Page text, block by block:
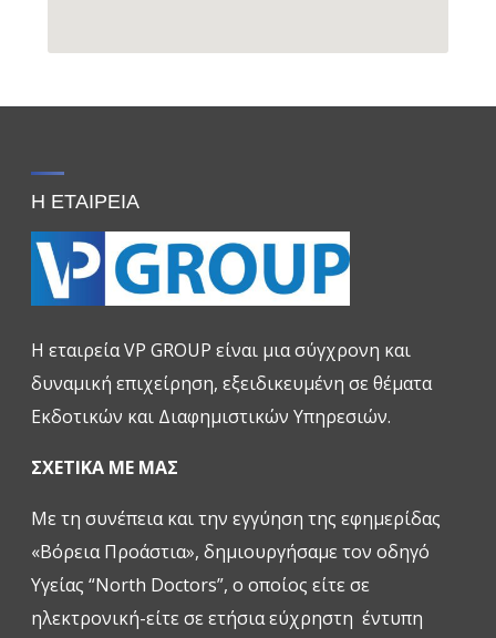
Η ΕΤΑΙΡΕΙΑ
H εταιρεία VP GROUP είναι μια σύγχρονη και
δυναμική επιχείρηση, εξειδικευμένη σε θέματα
Εκδοτικών και Διαφημιστικών Υπηρεσιών.
ΣΧΕΤΙΚΑ ΜΕ ΜΑΣ
Με τη συνέπεια και την εγγύηση της εφημερίδας
«Βόρεια Προάστια», δημιουργήσαμε τον οδηγό
Υγείας “North Doctors”, ο οποίος είτε σε
ηλεκτρονική-είτε σε ετήσια εύχρηστη έντυπη